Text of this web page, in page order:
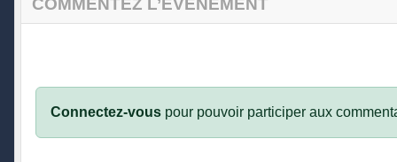
COMMENTEZ L’ÉVÈNEMENT
Connectez-vous pour pouvoir participer aux